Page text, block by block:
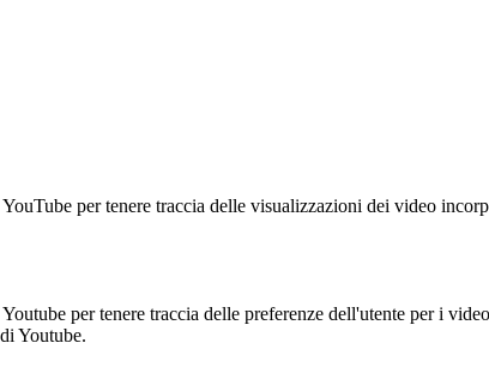
per tenere traccia delle visualizzazioni dei video
per tenere traccia delle preferenze dell'utente per i
Youtube.